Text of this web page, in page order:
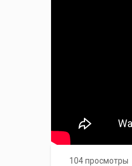
104 просмотры